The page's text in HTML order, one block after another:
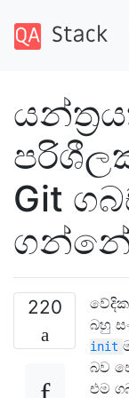
Git
ගන්නේ
220
බහු
init
බව
එම